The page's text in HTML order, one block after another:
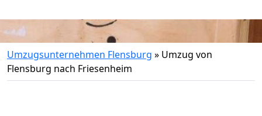
Umzugsunternehmen Flensburg » Umzug von
Flensburg nach Friesenheim